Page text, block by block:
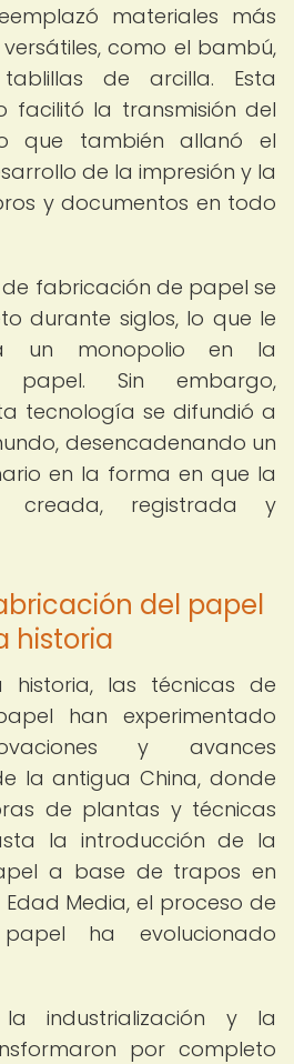
materiales más
como el bambú,
de arcilla. Esta
facilitó la transmisión del
que también allanó el
de la impresión y la
y documentos en todo
fabricación de papel se
durante siglos, lo que le
un monopolio en la
papel. Sin embargo,
tecnología se difundió a
desencadenando un
en la forma en que la
creada, registrada y
del papel
historia
las técnicas de
han experimentado
y avances
la antigua China, donde
de plantas y técnicas
la introducción de la
a base de trapos en
Media, el proceso de
ha evolucionado
industrialización y la
por completo